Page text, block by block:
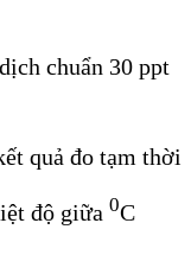
chuẩn 30 ppt
quả đo tạm thời
độ giữa 0C